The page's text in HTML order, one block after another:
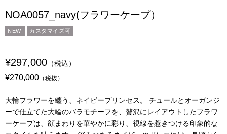
NOA0057_navy(フラワーケープ）
NEW! カスタマイズ可
¥297,000 （税込）
¥270,000 （税抜）
大輪フラワーを纏う、ネイビープリンセス。 チュールとオーガンジ
ーで仕立てた大輪のバラモチーフを、贅沢にレイアウトしたフラワ
ーケープは、顔まわりを華やかに彩り、視線を惹きつける印象的な